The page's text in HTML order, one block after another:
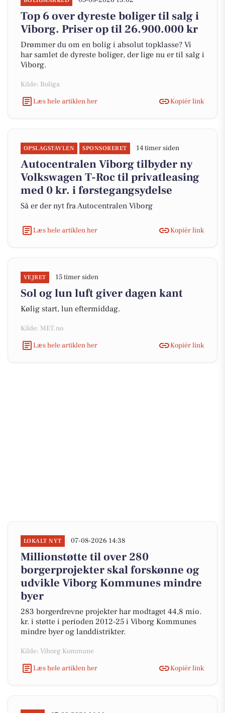
Top 6 over dyreste boliger til salg i
Viborg. Priser op til 26.900.000 kr
Drømmer du om en bolig i absolut topklasse? Vi
har samlet de dyreste boliger, der lige nu er til salg i
Viborg.
Kilde: Boliga
Læs hele artiklen her
Kopiér link
OPSLAGSTAVLEN SPONSORERET 14 timer siden
Autocentralen Viborg tilbyder ny
Volkswagen T-Roc til privatleasing
med 0 kr. i førstegangsydelse
Så er der nyt fra Autocentralen Viborg
Læs hele artiklen her Kopiér link
VEJRET 15 timer siden
Sol og lun luft giver dagen kant
Kølig start, lun eftermiddag.
Kilde: MET.no
Læs hele artiklen her
Kopiér link
LOKALT NYT 07-08-2026 14:38
Millionstøtte til over 280
borgerprojekter skal forskønne og
udvikle Viborg Kommunes mindre
byer
283 borgerdrevne projekter har modtaget 44,8 mio.
kr. i støtte i perioden 2012-25 i Viborg Kommunes
mindre byer og landdistrikter.
Kilde: Viborg Kommune
Læs hele artiklen her
Kopiér link